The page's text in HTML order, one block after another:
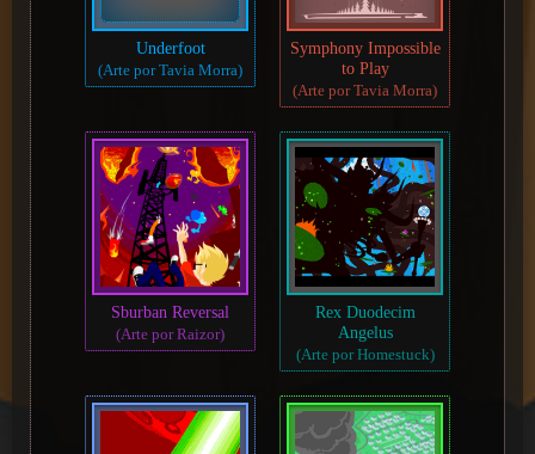
Underfoot
(Arte por Tavia Morra)
Symphony Impossible
to Play
(Arte por Tavia Morra)
Sburban Reversal
(Arte por Raizor)
Rex Duodecim
Angelus
(Arte por Homestuck)